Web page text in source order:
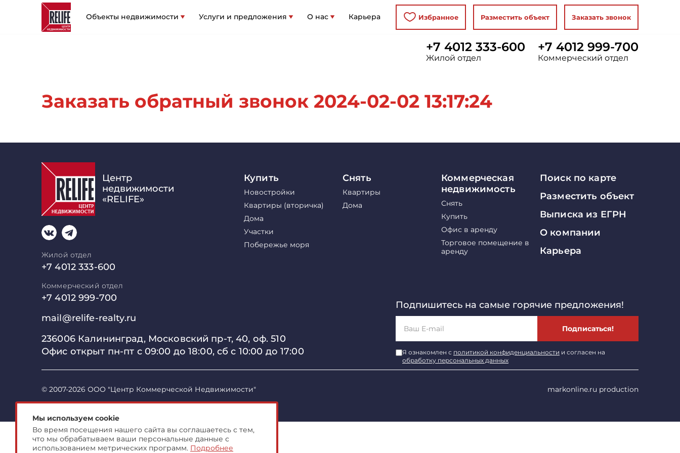
Объекты недвижимости Услуги и предложения О нас Карьера Избранное Разместить объект Заказать звонок
+7 4012 333-600
Жилой отдел
+7 4012 999-700
Коммерческий отдел
Заказать обратный звонок 2024-02-02 13:17:24
Центр
недвижимости
«RELIFE»
Жилой отдел
+7 4012 333-600
Коммерческий отдел
+7 4012 999-700
mail@relife-realty.ru
236006 Калининград, Московский пр-т, 40, оф. 510
Офис открыт пн-пт с 09:00 до18:00, сб с 10:00 до 17:00
Купить
Новостройки
Квартиры (вторичка)
Дома
Участки
Побережье моря
Снять
Квартиры
Дома
Коммерческая
недвижимость
Снять
Купить
Офис в аренду
Торговое помещение в
аренду
Поиск по карте
Разместить объект
Выписка из ЕГРН
О компании
Карьера
© 2007-2026 ООО "Центр Коммерческой Недвижимости" markonline.ru production
Подпишитесь на самые горячие предложения!
Подписаться!
Я ознакомлен с политикой конфиденциальности и согласен на
обработку персональных данных
Мы используем cookie
Во время посещения нашего сайта вы соглашаетесь с тем,
что мы обрабатываем ваши персональные данные с
использованием метрических программ. Подробнее